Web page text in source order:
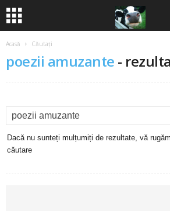
Acasă Căutați
poezii amuzante -
Dacă nu sunteți mulțumiți de rezultate, vă
căutare